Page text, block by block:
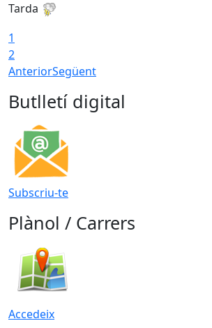
Tarda
1
2
AnteriorSegüent
Butlletí digital
Subscriu-te
Plànol / Carrers
Accedeix